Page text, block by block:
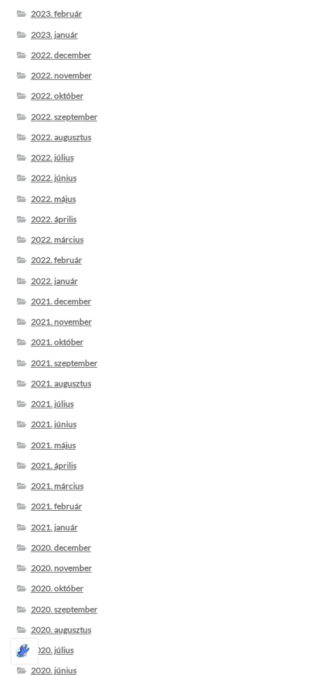
2023. február
2023. január
2022. december
2022. november
2022. október
2022. szeptember
2022. augusztus
2022. július
2022. június
2022. május
2022. április
2022. március
2022. február
2022. január
2021. december
2021. november
2021. október
2021. szeptember
2021. augusztus
2021. július
2021. június
2021. május
2021. április
2021. március
2021. február
2021. január
2020. december
2020. november
2020. október
2020. szeptember
2020. augusztus
2020. július
2020. június